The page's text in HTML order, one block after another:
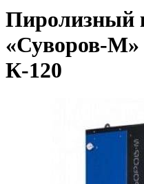
Пиролизный
«Суворов-М»
К-120